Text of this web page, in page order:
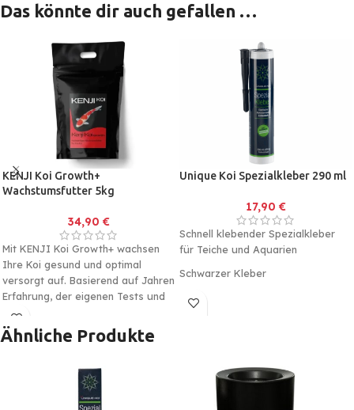
Das könnte dir auch gefallen …
KENJI Koi Growth+
Wachstumsfutter 5kg
34,90 €
Mit KENJI Koi Growth+ wachsen
Ihre Koi gesund und optimal
versorgt auf. Basierend auf Jahren
Erfahrung, der eigenen Tests und
die Meinung zahlreicher Experten
wurde dieses Futter entwickelt.
Komplettfutter für Koi Karpfen um
das Wachstum durch
ausgewogenes
Unique Koi Spezialkleber 290 ml
17,90 €
Schnell klebender Spezialkleber
für Teiche und Aquarien
Schwarzer Kleber
Praktische 290ml Kartusche
welche eingespannt werden kann
Ähnliche Produkte